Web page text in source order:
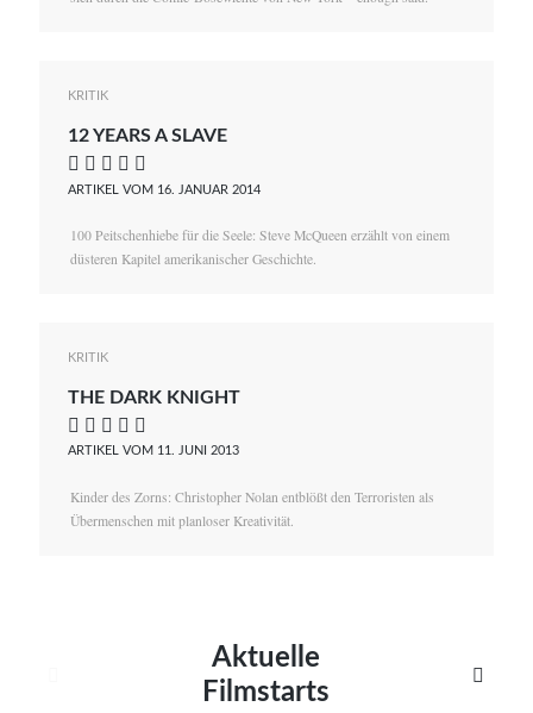
KRITIK
12 YEARS A SLAVE
    
ARTIKEL VOM 16. JANUAR 2014
100 Peitschenhiebe für die Seele: Steve McQueen erzählt von einem
düsteren Kapitel amerikanischer Geschichte.
KRITIK
THE DARK KNIGHT
    
ARTIKEL VOM 11. JUNI 2013
Kinder des Zorns: Christopher Nolan entblößt den Terroristen als
Übermenschen mit planloser Kreativität.
Aktuelle
Filmstarts
